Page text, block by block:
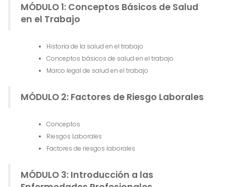
MÓDULO 1: Conceptos Básicos de Salud
en el Trabajo
Historia de la salud en el trabajo
Conceptos básicos de salud en el trabajo
Marco legal de salud en el trabajo
MÓDULO 2: Factores de Riesgo Laborales
Conceptos
Riesgos Laborales
Factores de riesgos laborales
MÓDULO 3: Introducción a las